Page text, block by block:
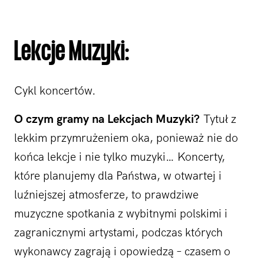
Lekcje Muzyki:
Cykl koncertów.
O czym gramy na Lekcjach Muzyki? Tytuł z
lekkim przymrużeniem oka, ponieważ nie do
końca lekcje i nie tylko muzyki… Koncerty,
które planujemy dla Państwa, w otwartej i
luźniejszej atmosferze, to prawdziwe
muzyczne spotkania z wybitnymi polskimi i
zagranicznymi artystami, podczas których
wykonawcy zagrają i opowiedzą – czasem o